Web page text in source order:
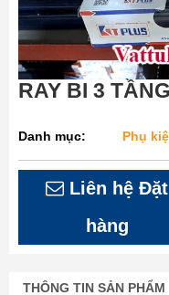
RAY BI 3
Danh mục: Phụ
Liên hệ Đặt
hàng
THÔNG TIN SẢN PHẨM